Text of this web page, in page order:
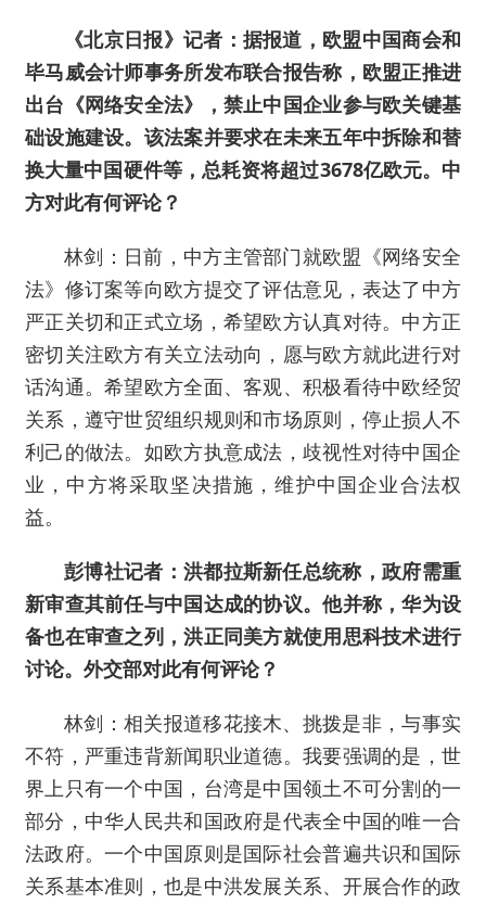
《北京日报》记者：据报道，欧盟中国商会和
毕马威会计师事务所发布联合报告称，欧盟正推进
出台《网络安全法》，禁止中国企业参与欧关键基
础设施建设。该法案并要求在未来五年中拆除和替
换大量中国硬件等，总耗资将超过3678亿欧元。中
方对此有何评论？
林剑：日前，中方主管部门就欧盟《网络安全
法》修订案等向欧方提交了评估意见，表达了中方
严正关切和正式立场，希望欧方认真对待。中方正
密切关注欧方有关立法动向，愿与欧方就此进行对
话沟通。希望欧方全面、客观、积极看待中欧经贸
关系，遵守世贸组织规则和市场原则，停止损人不
利己的做法。如欧方执意成法，歧视性对待中国企
业，中方将采取坚决措施，维护中国企业合法权
益。
彭博社记者：洪都拉斯新任总统称，政府需重
新审查其前任与中国达成的协议。他并称，华为设
备也在审查之列，洪正同美方就使用思科技术进行
讨论。外交部对此有何评论？
林剑：相关报道移花接木、挑拨是非，与事实
不符，严重违背新闻职业道德。我要强调的是，世
界上只有一个中国，台湾是中国领土不可分割的一
部分，中华人民共和国政府是代表全中国的唯一合
法政府。一个中国原则是国际社会普遍共识和国际
关系基本准则，也是中洪发展关系、开展合作的政